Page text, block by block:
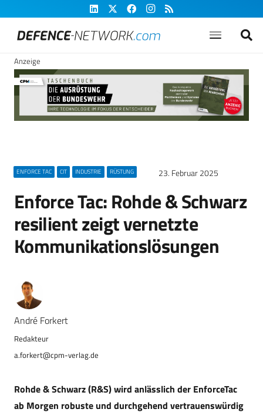
Anzeige
ENFORCE TAC CIT INDUSTRIE RÜSTUNG 23. Februar 2025
Enforce Tac: Rohde & Schwarz
resilient zeigt vernetzte
Kommunikationslösungen
André Forkert
a.forkert@cpm-verlag.de
Rohde & Schwarz (R&S) wird anlässlich der EnforceTac
ab Morgen robuste und durchgehend vertrauenswürdig